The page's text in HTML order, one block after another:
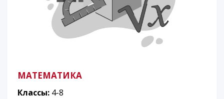
МАТЕМАТИКА
Классы: 4-8